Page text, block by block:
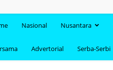
Nasional Nusantara
Advertorial Serba-Serbi